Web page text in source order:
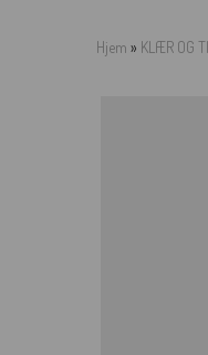
Hjem » KLÆR OG